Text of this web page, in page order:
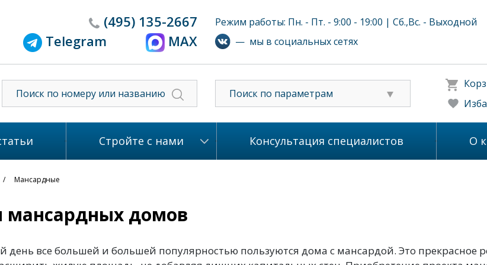
(495) 135-2667
Telegram
MAX
Режим работы: Пн. - Пт. - 9:00 - 19:00 | Сб.,Вс. - Выходной
— мы в социальных сетях
Поиск по параметрам
Стройте с нами Консультация специалистов О
Мансардные
мансардных домов
день все большей и большей популярностью пользуются дома с мансардой. Это прекрасное